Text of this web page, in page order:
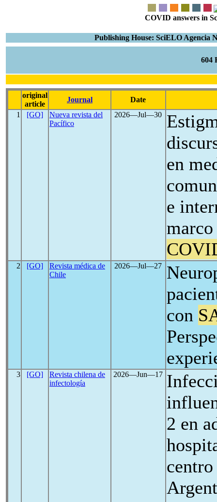
COVID answers in
Publishing House: SciELO Agencia
604
original
article
Journal
Date
1
[GO]
Nueva revista del
Pacífico
2026―Jul―30
en
e
2 [GO]
Revista médica de
Chile
2026―Jul―27
con
3 [GO]
Revista chilena de
infectología
2026―Jun―17
2 en